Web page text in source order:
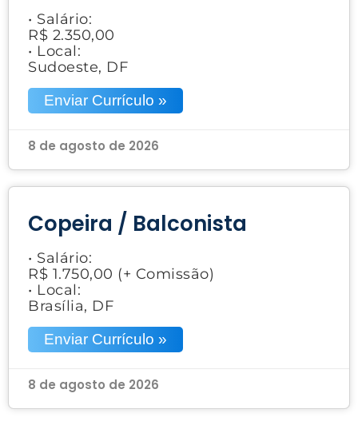
• Salário:
R$ 2.350,00
• Local:
Sudoeste, DF
Enviar Currículo »
8 de agosto de 2026
Copeira / Balconista
• Salário:
R$ 1.750,00 (+ Comissão)
• Local:
Brasília, DF
Enviar Currículo »
8 de agosto de 2026